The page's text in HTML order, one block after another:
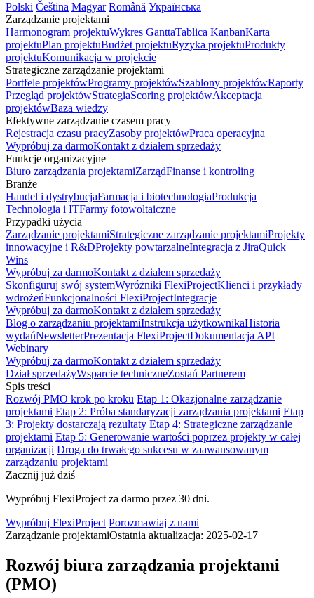
Polski Čeština Magyar Română Українська
Zarządzanie projektami
Harmonogram projektuWykres GanttaTablica KanbanKarta
projektuPlan projektuBudżet projektuRyzyka projektuProdukty
projektuKomunikacja w projekcie
Strategiczne zarządzanie projektami
Portfele projektówProgramy projektówSzablony projektówRaporty
Przegląd projektówStrategiaScoring projektówAkceptacja
projektówBaza wiedzy
Efektywne zarządzanie czasem pracy
Rejestracja czasu pracyZasoby projektówPraca operacyjna
Wypróbuj za darmoKontakt z działem sprzedaży
Funkcje organizacyjne
Biuro zarządzania projektamiZarządFinanse i kontroling
Branże
Handel i dystrybucjaFarmacja i biotechnologiaProdukcja
Technologia i ITFarmy fotowoltaiczne
Przypadki użycia
Zarządzanie projektamiStrategiczne zarządzanie projektamiProjekty
innowacyjne i R&DProjekty powtarzalneIntegracja z JiraQuick
Wins
Wypróbuj za darmoKontakt z działem sprzedaży
Skonfiguruj swój systemWyróżniki FlexiProjectKlienci i przykłady
wdrożeńFunkcjonalności FlexiProjectIntegracje
Wypróbuj za darmoKontakt z działem sprzedaży
Blog o zarządzaniu projektamiInstrukcja użytkownikaHistoria
wydańNewsletterPrezentacja FlexiProjectDokumentacja API
Webinary
Wypróbuj za darmoKontakt z działem sprzedaży
Dział sprzedażyWsparcie techniczneZostań Partnerem
Spis treści
Rozwój PMO krok po kroku Etap 1: Okazjonalne zarządzanie
projektami Etap 2: Próba standaryzacji zarządzania projektami Etap
3: Projekty dostarczają rezultaty Etap 4: Strategiczne zarządzanie
projektami Etap 5: Generowanie wartości poprzez projekty w całej
organizacji Droga do trwałego sukcesu w zaawansowanym
zarządzaniu projektami
Zacznij już dziś
Wypróbuj FlexiProject za darmo przez 30 dni.
Wypróbuj FlexiProject Porozmawiaj z nami
Zarządzanie projektamiOstatnia aktualizacja: 2025-02-17
Rozwój biura zarządzania projektami
(PMO)